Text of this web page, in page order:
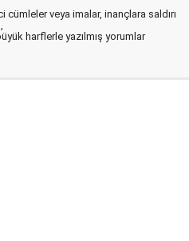
veya imalar, inançlara saldırı
harflerle yazılmış yorumlar